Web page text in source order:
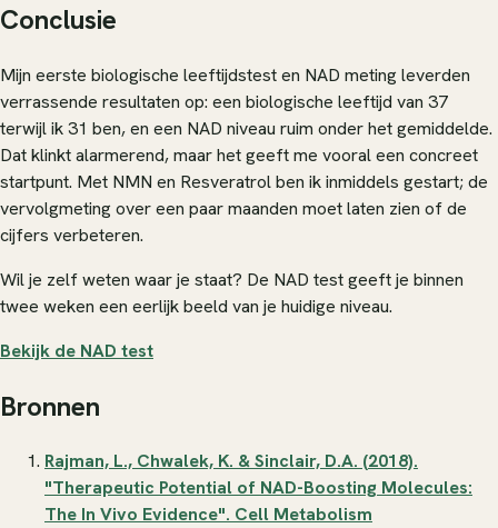
Conclusie
Mijn eerste biologische leeftijdstest en NAD meting leverden
verrassende resultaten op: een biologische leeftijd van 37
terwijl ik 31 ben, en een NAD niveau ruim onder het gemiddelde.
Dat klinkt alarmerend, maar het geeft me vooral een concreet
startpunt. Met NMN en Resveratrol ben ik inmiddels gestart; de
vervolgmeting over een paar maanden moet laten zien of de
cijfers verbeteren.
Wil je zelf weten waar je staat? De NAD test geeft je binnen
twee weken een eerlijk beeld van je huidige niveau.
Bekijk de NAD test
Bronnen
Rajman, L., Chwalek, K. & Sinclair, D.A. (2018).
"Therapeutic Potential of NAD-Boosting Molecules:
The In Vivo Evidence". Cell Metabolism